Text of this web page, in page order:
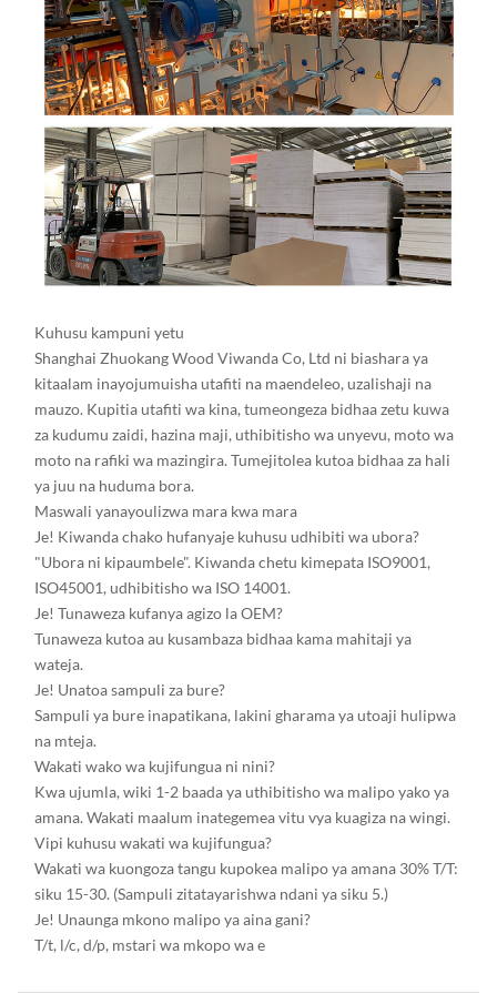
Kuhusu kampuni yetu
Shanghai Zhuokang Wood Viwanda Co, Ltd ni biashara ya
kitaalam inayojumuisha utafiti na maendeleo, uzalishaji na
mauzo. Kupitia utafiti wa kina, tumeongeza bidhaa zetu kuwa
za kudumu zaidi, hazina maji, uthibitisho wa unyevu, moto wa
moto na rafiki wa mazingira. Tumejitolea kutoa bidhaa za hali
ya juu na huduma bora.
Maswali yanayoulizwa mara kwa mara
Je! Kiwanda chako hufanyaje kuhusu udhibiti wa ubora?
"Ubora ni kipaumbele". Kiwanda chetu kimepata ISO9001,
ISO45001, udhibitisho wa ISO 14001.
Je! Tunaweza kufanya agizo la OEM?
Tunaweza kutoa au kusambaza bidhaa kama mahitaji ya
wateja.
Je! Unatoa sampuli za bure?
Sampuli ya bure inapatikana, lakini gharama ya utoaji hulipwa
na mteja.
Wakati wako wa kujifungua ni nini?
Kwa ujumla, wiki 1-2 baada ya uthibitisho wa malipo yako ya
amana. Wakati maalum inategemea vitu vya kuagiza na wingi.
Vipi kuhusu wakati wa kujifungua?
Wakati wa kuongoza tangu kupokea malipo ya amana 30% T/T:
siku 15-30. (Sampuli zitatayarishwa ndani ya siku 5.)
Je! Unaunga mkono malipo ya aina gani?
T/t, l/c, d/p, mstari wa mkopo wa e